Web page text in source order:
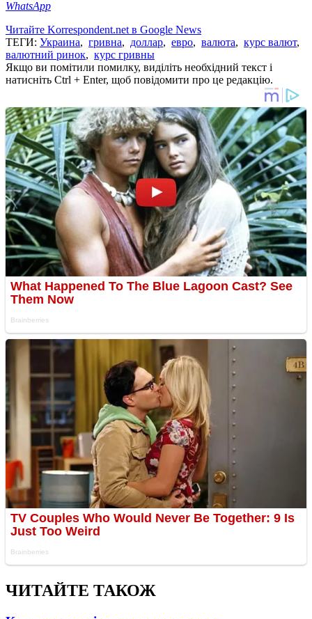
WhatsApp
Читайте Korrespondent.net в Google News
ТЕГИ: Украина, гривна, доллар, евро, валюта, курс валют,
валютний ринок, курс гривны
Якщо ви помітили помилку, виділіть необхідний текст і
натисніть Ctrl + Enter, щоб повідомити про це редакцію.
ЧИТАЙТЕ ТАКОЖ